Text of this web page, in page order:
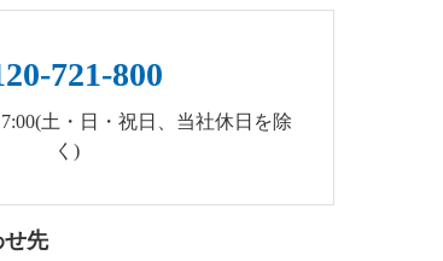
721-800
土・日・祝日、当社休日を除
く)
せ先